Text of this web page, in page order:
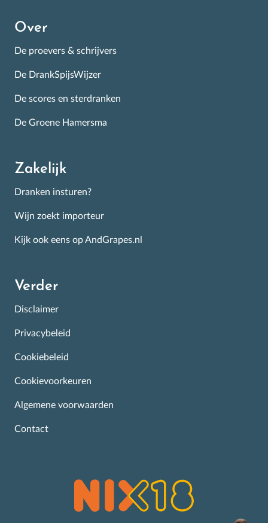
Over
De proevers & schrijvers
De DrankSpijsWijzer
De scores en sterdranken
De Groene Hamersma
Zakelijk
Dranken insturen?
Wijn zoekt importeur
Kijk ook eens op AndGrapes.nl
Verder
Disclaimer
Privacybeleid
Cookiebeleid
Cookievoorkeuren
Algemene voorwaarden
Contact